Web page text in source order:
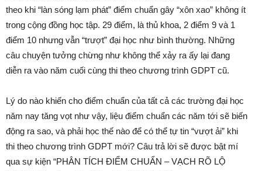
theo khi “làn sóng lạm phát” điểm chuẩn gây “xôn xao” không ít
trong cộng đồng học tập. 29 điểm, là thủ khoa, 2 điểm 9 và 1
điểm 10 nhưng vẫn “trượt” đại học như bình thường. Những
câu chuyện tưởng chừng như không thể xảy ra ấy lại đang
diễn ra vào năm cuối cùng thi theo chương trình GDPT cũ.
Lý do nào khiến cho điểm chuẩn của tất cả các trường đại học
năm nay tăng vọt như vậy, liệu điểm chuẩn các năm tới sẽ biến
động ra sao, và phải học thế nào để có thể tự tin “vượt ải” khi
thi theo chương trình GDPT mới? Câu trả lời sẽ được bật mí
qua sự kiện “PHÂN TÍCH ĐIỂM CHUẨN – VẠCH RÕ LỘ